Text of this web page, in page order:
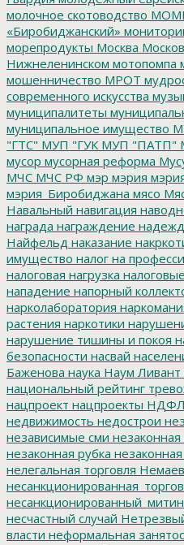
молочное скотоводство
«Биробиджанский»
морепродукты Москва
Нижнеленинском мотопомпа
мошенничество МРОТ
современного искусства
муниципалитеты
муниципальное имущество
"ГТС" МУП "ГУК МУП "ПАТП"
мусор мусорная реформа
МЧС МЧС РФ мэр мэрия
мэрия_Биробиджана мясо
Навальный навигация
награда награждение
Найфельд наказание
имущество налог на
налоговая нагрузка
нападение напорный
нарколаборатория
растения наркотики
нарушение тишины и покоя
безопасности насвай
Баженова наука Наум Ливант
национальный рейтинг
нацпроект нацпроекты НДФЛ
недвижимость недострои
независимые сми
незаконная рубка
нелегальная торговля Немаев
несчастный случай
власти неформальная